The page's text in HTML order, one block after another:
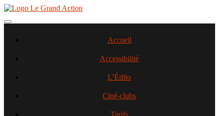
Aller
contenu
Toggle navigation
Accueil
Accessibilité
L’Édito
Ciné-clubs
Tarifs